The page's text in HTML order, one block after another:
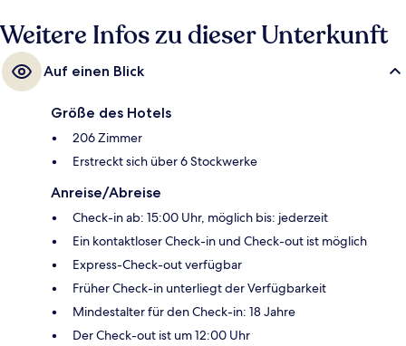
Straßenbahnhaltestelle Królewska 05 10 Minuten.
Weitere Infos zu dieser Unterkunft
Auf einen Blick
Größe des Hotels
206 Zimmer
Erstreckt sich über 6 Stockwerke
Anreise/Abreise
Check-in ab: 15:00 Uhr, möglich bis: jederzeit
Ein kontaktloser Check-in und Check-out ist möglich
Express-Check-out verfügbar
Früher Check-in unterliegt der Verfügbarkeit
Mindestalter für den Check-in: 18 Jahre
Der Check-out ist um 12:00 Uhr